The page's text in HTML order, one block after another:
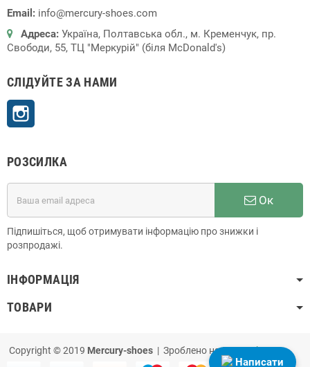
Email: info@mercury-shoes.com
Адреса: Україна, Полтавська обл., м. Кременчук, пр.
Свободи, 55, ТЦ "Меркурій" (біля McDonald's)
СЛІДУЙТЕ ЗА НАМИ
РОЗСИЛКА
Ок
Підпишіться, щоб отримувати інформацію про знижки і
розпродажі.
ІНФОРМАЦІЯ
ТОВАРИ
Copyright © 2019 Mercury-shoes | Зроблено наPrestaShop
Написати